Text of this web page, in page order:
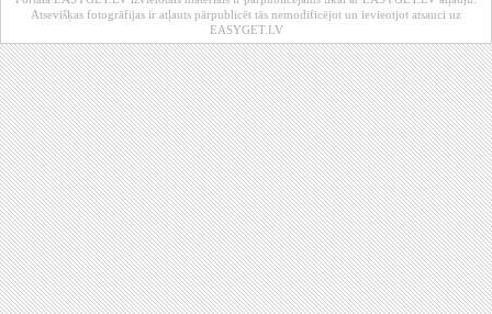
Atsevišķas fotogrāfijas ir atļauts pārpublicēt tās nemodificējot un ievieotjot atsauci uz
EASYGET.LV